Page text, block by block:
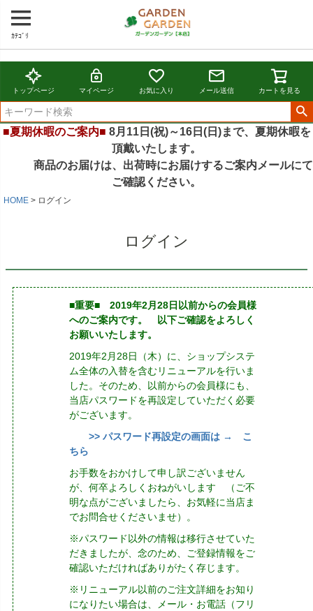
ｶﾃｺﾞﾘ
トップページ マイページ お気に入り メール送信 カートを見る
■夏期休暇のご案内■ 8月11日(祝)～16日(日)まで、夏期休暇を
頂戴いたします。
商品のお届けは、出荷時にお届けするご案内メールにて
ご確認ください。
HOME ログイン
ログイン
■重要■ 2019年2月28日以前からの会員様
へのご案内です。 以下ご確認をよろしく
お願いいたします。
2019年2月28日（木）に、ショップシステ
ム全体の入替を含むリニューアルを行いま
した。そのため、以前からの会員様にも、
当店パスワードを再設定していただく必要
がございます。
>> パスワード再設定の画面は → こ
ちら
お手数をおかけして申し訳ございません
が、何卒よろしくおねがいします （ご不
明な点がございましたら、お気軽に当店ま
でお問合せくださいませ）。
※パスワード以外の情報は移行させていた
だきましたが、念のため、ご登録情報をご
確認いただければありがたく存じます。
※リニューアル以前のご注文詳細をお知り
になりたい場合は、メール・お電話（フリ